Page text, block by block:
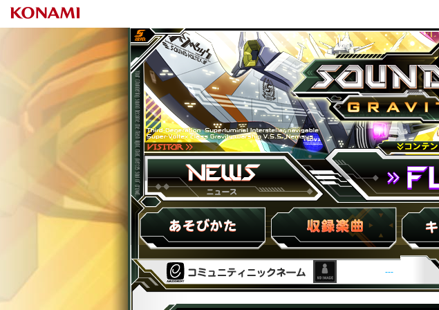
SOUND VOLTEX III GRAVITY WARS
ニュース FLOOR
HOW to PLAY 収録楽曲 キャラ紹介
---